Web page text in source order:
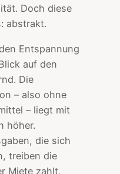
Doch diese
abstrakt.
Entspannung
auf den
Die
– also ohne
– liegt mit
höher.
die sich
treiben die
Miete zahlt,